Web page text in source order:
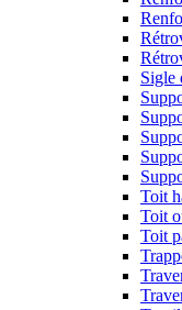
Sigle
Toit
Toit
Toit